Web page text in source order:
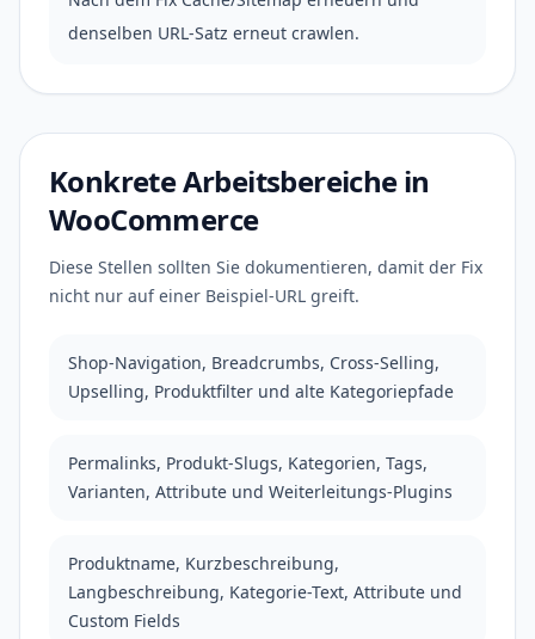
denselben URL-Satz erneut crawlen.
Konkrete Arbeitsbereiche in
WooCommerce
Diese Stellen sollten Sie dokumentieren, damit der Fix
nicht nur auf einer Beispiel-URL greift.
Shop-Navigation, Breadcrumbs, Cross-Selling,
Upselling, Produktfilter und alte Kategoriepfade
Permalinks, Produkt-Slugs, Kategorien, Tags,
Varianten, Attribute und Weiterleitungs-Plugins
Produktname, Kurzbeschreibung,
Langbeschreibung, Kategorie-Text, Attribute und
Custom Fields